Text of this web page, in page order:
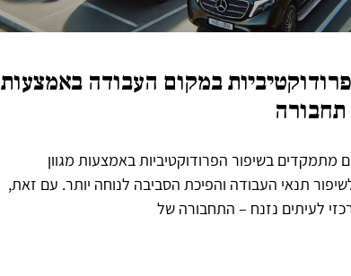
במקום העבודה באמצעות
תחבורה
מתמקדים בשיפור הפרודוקטיביות באמצעות מגוון
תנאי העבודה והפיכת הסביבה לנוחה יותר. עם זאת,
לעיתים נזנח – התחבורה של